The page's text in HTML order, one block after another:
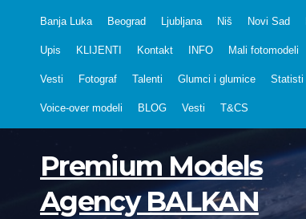
Banja Luka Beograd Ljubljana Niš Novi Sad
Upis KLIJENTI Kontakt INFO Mali fotomodeli
Vesti Fotograf Talenti Glumci i glumice Statisti
Voice-over modeli BLOG Vesti T&CS
Premium Models
Agency BALKAN